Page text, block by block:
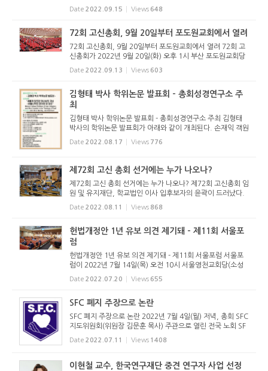
문회와 원로회 등이 이번 총회에 상정된 SFC 폐지 주장에 대
해 아래와 같이 입장을 발표했다. 이 입장문은 개혁정론을 비
Date 2022.09.15 Views 648
72회 고신총회, 9월 20일부터 포도원교회에서 열려
72회 고신총회, 9월 20일부터 포도원교회에서 열려 72회 고
신총회가 2022년 9월 20일(화) 오후 1시 부산 포도원교회당
(김문훈 목사 시무)에서 개회한다. “사랑으로”(갈 5:6)라는 표
제로 열리는 이번 총회는 총회 설립 70주년을 맞이하는 때이
Date 2022.09.13 Views 603
김형태 박사 학위논문 발표회 - 총회성경연구소 주
최
김형태 박사 학위논문 발표회 - 총회성경연구소 주최 김형태
박사의 학위논문 발표회가 아래와 같이 개최된다. 손재익 객원
기자 (reformedjr@naver.com) < 저작권자 ⓒ 개혁정론 무
단전재 및 재배포 금지 >
Date 2022.08.17 Views 776
제72회 고신 총회 선거에는 누가 나오나?
제72회 고신 총회 선거에는 누가 나오나? 제72회 고신총회 임
원 및 유지재단, 학교법인 이사 입후보자의 윤곽이 드러났다.
2022년 8월 9일 오후 2시 전국 18개 노회는 임시노회를 개최
해 후보자를 추천했다. 서울시민교회당에서 열린 서울남부노
Date 2022.08.11 Views 868
헌법개정안 1년 유보 의견 제기돼 - 제11회 서울포
럼
헌법개정안 1년 유보 의견 제기돼 - 제11회 서울포럼 서울포
럼이 2022년 7월 14일(목) 오전 10시 서울영천교회당(소성
휘 목사 시무)에서 열렸다. 서울포럼은 예장 고신 수도권 5개
노회가 개최하는 포럼으로, 이번에는 서울중부노회(노회장 신
Date 2022.07.20 Views 655
SFC 폐지 주장으로 논란
SFC 폐지 주장으로 논란 2022년 7월 4일(월) 저녁, 총회 SFC
지도위원회(위원장 김문훈 목사) 주관으로 열린 전국 노회 SF
C 지도위원장 간담회는 갑작스런 SFC 폐지 주장으로 인해 혼
란에 빠졌다. 이날 간담회를 마친 후 총회미래정책위원회(위
Date 2022.07.11 Views 1408
이현철 교수, 한국연구재단 중견 연구자 사업 선정